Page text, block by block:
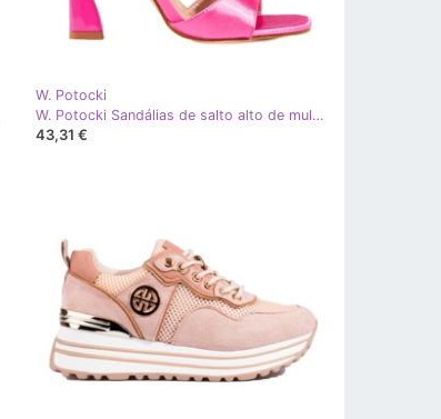
W. Potocki
W. Potocki Sandálias de salto alto de mulher Potocki rosa
43,31 €